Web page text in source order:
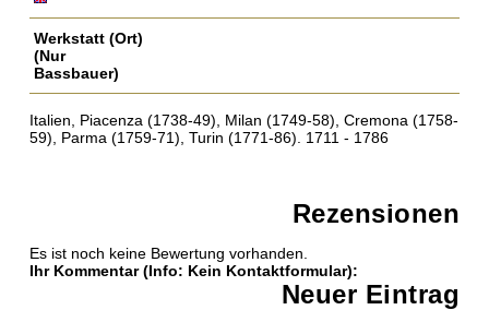
Werkstatt (Ort)
(Nur
Bassbauer)
Italien, Piacenza (1738-49), Milan (1749-58), Cremona (1758-
59), Parma (1759-71), Turin (1771-86). 1711 - 1786
Rezensionen
Es ist noch keine Bewertung vorhanden.
Ihr Kommentar(Info: Kein Kontaktformular):
Neuer Eintrag